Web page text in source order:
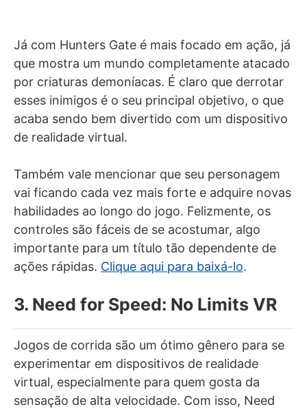
Já com Hunters Gate é mais focado em ação, já
que mostra um mundo completamente atacado
por criaturas demoníacas. É claro que derrotar
esses inimigos é o seu principal objetivo, o que
acaba sendo bem divertido com um dispositivo
de realidade virtual.
Também vale mencionar que seu personagem
vai ficando cada vez mais forte e adquire novas
habilidades ao longo do jogo. Felizmente, os
controles são fáceis de se acostumar, algo
importante para um título tão dependente de
ações rápidas. Clique aqui para baixá-lo.
3. Need for Speed: No Limits VR
Jogos de corrida são um ótimo gênero para se
experimentar em dispositivos de realidade
virtual, especialmente para quem gosta da
sensação de alta velocidade. Com isso, Need